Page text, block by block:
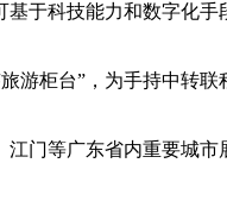
于科技能力和数字化
柜台”，为手持中转
门等广东省内重要城